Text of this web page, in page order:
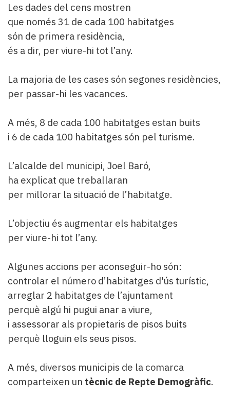
Les dades del cens mostren
que només 31 de cada 100 habitatges
són de primera residència,
és a dir, per viure-hi tot l’any.
La majoria de les cases són segones residències,
per passar-hi les vacances.
A més, 8 de cada 100 habitatges estan buits
i 6 de cada 100 habitatges són pel turisme.
L’alcalde del municipi, Joel Baró,
ha explicat que treballaran
per millorar la situació de l’habitatge.
L’objectiu és augmentar els habitatges
per viure-hi tot l’any.
Algunes accions per aconseguir-ho són:
controlar el número d’habitatges d'ús turístic,
arreglar 2 habitatges de l’ajuntament
perquè algú hi pugui anar a viure,
i assessorar als propietaris de pisos buits
perquè lloguin els seus pisos.
A més, diversos municipis de la comarca
comparteixen un tècnic de Repte Demogràfic.